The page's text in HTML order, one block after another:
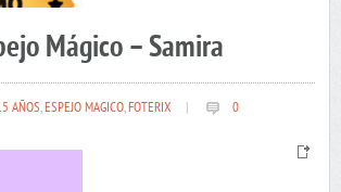
Mágico – Samira
AÑOS,ESPEJO MAGICO,FOTERIX 0